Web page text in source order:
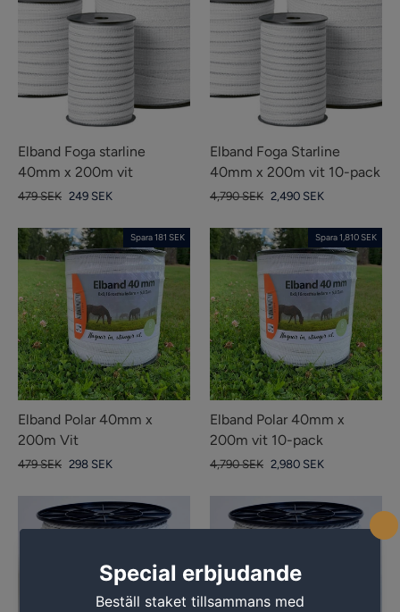
Elband Foga starline
40mm x 200m vit
Vanligt
479 SEK Försäljningspris
249 SEK
Elband Foga Starline
40mm x 200m vit 10-pack
Vanligt
4,790 SEK Försäljningspris
2,490 SEK
Spara 181 SEK
Elband Polar 40mm x
200m Vit
Vanligt
479 SEK Försäljningspris
298 SEK
Spara 1,810 SEK
Elband Polar 40mm x
200m vit 10-pack
Vanligt
4,790 SEK Försäljningspris
2,980 SEK